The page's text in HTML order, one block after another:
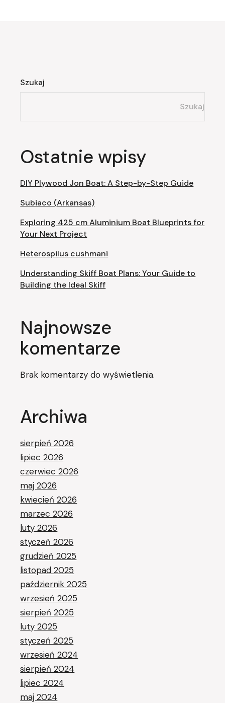
Szukaj
Szukaj
Ostatnie wpisy
DIY Plywood Jon Boat: A Step-by-Step Guide
Subiaco (Arkansas)
Exploring 425 cm Aluminium Boat Blueprints for
Your Next Project
Heterospilus cushmani
Understanding Skiff Boat Plans: Your Guide to
Building the Ideal Skiff
Najnowsze
komentarze
Brak komentarzy do wyświetlenia.
Archiwa
sierpień 2026
lipiec 2026
czerwiec 2026
maj 2026
kwiecień 2026
marzec 2026
luty 2026
styczeń 2026
grudzień 2025
listopad 2025
październik 2025
wrzesień 2025
sierpień 2025
luty 2025
styczeń 2025
wrzesień 2024
sierpień 2024
lipiec 2024
maj 2024